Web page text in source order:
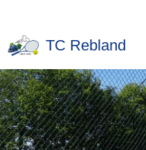
TC Rebland